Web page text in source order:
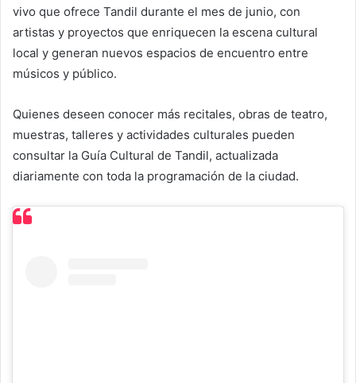
vivo que ofrece Tandil durante el mes de junio, con
artistas y proyectos que enriquecen la escena cultural
local y generan nuevos espacios de encuentro entre
músicos y público.
Quienes deseen conocer más recitales, obras de teatro,
muestras, talleres y actividades culturales pueden
consultar la Guía Cultural de Tandil, actualizada
diariamente con toda la programación de la ciudad.